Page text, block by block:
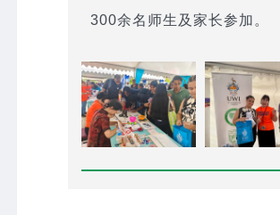
300余名师生及家长参加。